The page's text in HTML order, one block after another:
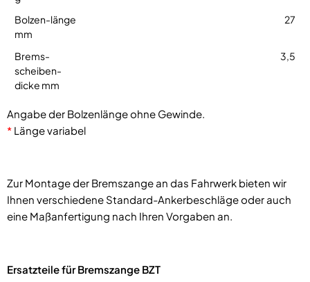
27
3,5
Angabe der Bolzenlänge ohne Gewinde.
* Länge variabel
Zur Montage der Bremszange an das Fahrwerk bieten wir
Ihnen verschiedene Standard-Ankerbeschläge oder auch
eine Maßanfertigung nach Ihren Vorgaben an.
Ersatzteile für Bremszange BZT